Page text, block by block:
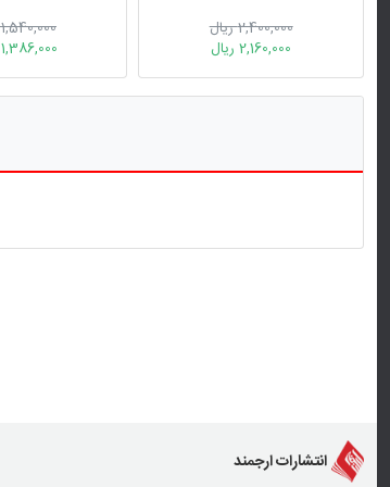
2,400,000 ریال
2,160,000 ریال
1,540,000 ریال
1,386,000 ریال
انتشارات ارجمند